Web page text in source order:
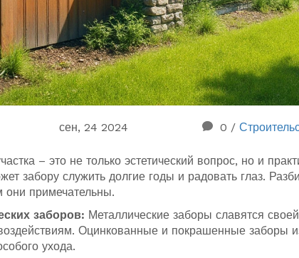
сен, 24 2024 0 /
– это не только эстетический вопрос, но и
забору служить долгие годы и радовать глаз.
примечательны.
заборов: Металлические заборы славятся
Оцинкованные и покрашенные заборы
ухода.